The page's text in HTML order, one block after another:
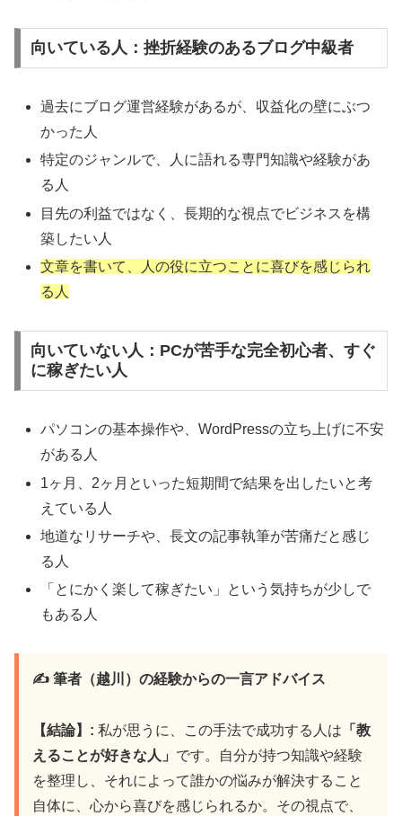
を消し去る秘伝メソッド。変わることへの恐
怖を克服し、自信を持って行動できる自分
向いている人：挫折経験のあるブログ中級者
過去にブログ運営経験があるが、収益化の壁にぶつ
かった人
特定のジャンルで、人に語れる専門知識や経験があ
る人
目先の利益ではなく、長期的な視点でビジネスを構
築したい人
文章を書いて、人の役に立つことに喜びを感じられ
る人
向いていない人：PCが苦手な完全初心者、すぐ
に稼ぎたい人
パソコンの基本操作や、WordPressの立ち上げに不安
がある人
1ヶ月、2ヶ月といった短期間で結果を出したいと考
えている人
地道なリサーチや、長文の記事執筆が苦痛だと感じ
る人
「とにかく楽して稼ぎたい」という気持ちが少しで
もある人
✍️ 筆者（越川）の経験からの一言アドバイス
【結論】: 私が思うに、この手法で成功する人は 「教
えることが好きな人」 です。自分が持つ知識や経験
を整理し、それによって誰かの悩みが解決すること
自体に、心から喜びを感じられるか。その視点で、